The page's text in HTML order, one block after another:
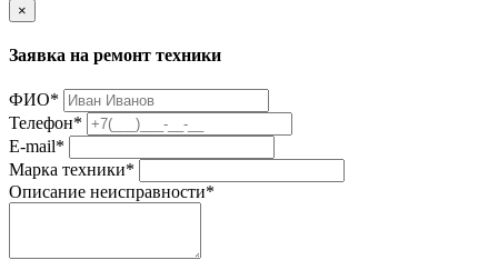
×
Заявка на ремонт техники
ФИО*
Телефон*
E-mail*
Марка техники*
Описание неисправности*